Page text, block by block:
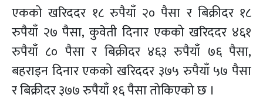
एकको खरिददर १८ रुपैयाँ २० पैसा र बिक्रीदर १८
रुपैयाँ २७ पैसा, कुवेती दिनार एकको खरिददर ४६१
रुपैयाँ ८० पैसा र बिक्रीदर ४६३ रुपैयाँ ७६ पैसा,
बहराइन दिनार एकको खरिददर ३७५ रुपैयाँ ५७ पैसा
र बिक्रीदर ३७७ रुपैयाँ १६ पैसा तोकिएको छ ।